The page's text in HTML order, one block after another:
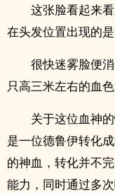
这张脸看起来
在头发位置出现的是
很快迷雾脸便
只高三米左右的血
关于这位血神
是一位德鲁伊转化
的神血，转化并不
能力，同时通过多